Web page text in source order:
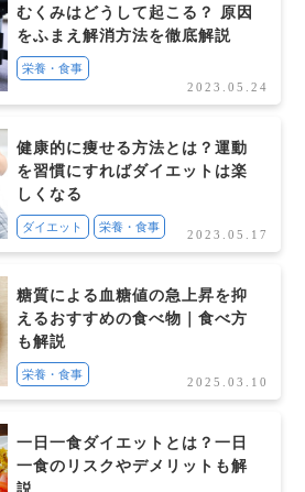
むくみはどうして起こる？ 原因
をふまえ解消方法を徹底解説
栄養・食事
2023.05.24
健康的に痩せる方法とは？運動
を習慣にすればダイエットは楽
しくなる
ダイエット 栄養・食事
2023.05.17
糖質による血糖値の急上昇を抑
えるおすすめの食べ物｜食べ方
も解説
栄養・食事
2025.03.10
一日一食ダイエットとは？一日
一食のリスクやデメリットも解